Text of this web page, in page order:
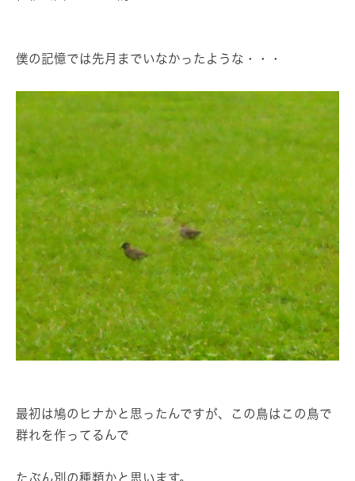
僕の記憶では先月までいなかったような・・・
最初は鳩のヒナかと思ったんですが、この鳥はこの鳥で
群れを作ってるんで
たぶん別の種類かと思います。